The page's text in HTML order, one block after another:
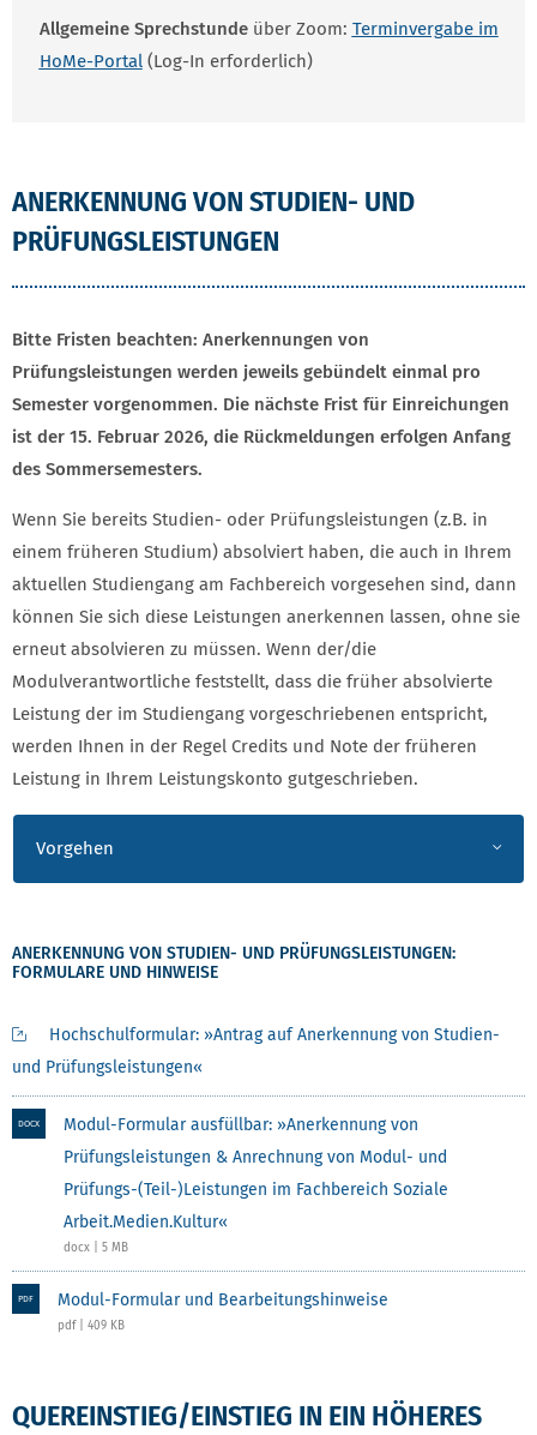
Allgemeine Sprechstundeüber Zoom: Terminvergabe im
HoMe-Portal(Log-In erforderlich)
ANERKENNUNG VON STUDIEN- UND
PRÜFUNGSLEISTUNGEN
Bitte Fristen beachten: Anerkennungen von
Prüfungsleistungen werden jeweils gebündelt einmal pro
Semester vorgenommen. Die nächste Frist für Einreichungen
ist der 15. Februar 2026, die Rückmeldungen erfolgen Anfang
des Sommersemesters.
Wenn Sie bereits Studien- oder Prüfungsleistungen (z.B. in
einem früheren Studium) absolviert haben, die auch in Ihrem
aktuellen Studiengang am Fachbereich vorgesehen sind, dann
können Sie sich diese Leistungen anerkennen lassen, ohne sie
erneut absolvieren zu müssen. Wenn der/die
Modulverantwortliche feststellt, dass die früher absolvierte
Leistung der im Studiengang vorgeschriebenen entspricht,
werden Ihnen in der Regel Credits und Note der früheren
Leistung in Ihrem Leistungskonto gutgeschrieben.
Vorgehen
ANERKENNUNG VON STUDIEN- UND PRÜFUNGSLEISTUNGEN:
FORMULARE UND HINWEISE
Hochschulformular: »Antrag auf Anerkennung von Studien-
und Prüfungsleistungen«
DOCX
Modul-Formular ausfüllbar: »Anerkennung von
Prüfungsleistungen & Anrechnung von Modul- und
Prüfungs-(Teil-)Leistungen im Fachbereich Soziale
Arbeit.Medien.Kultur«
docx | 5 MB
PDF Modul-Formular und Bearbeitungshinweise
pdf | 409 KB
QUEREINSTIEG/EINSTIEG IN EIN HÖHERES